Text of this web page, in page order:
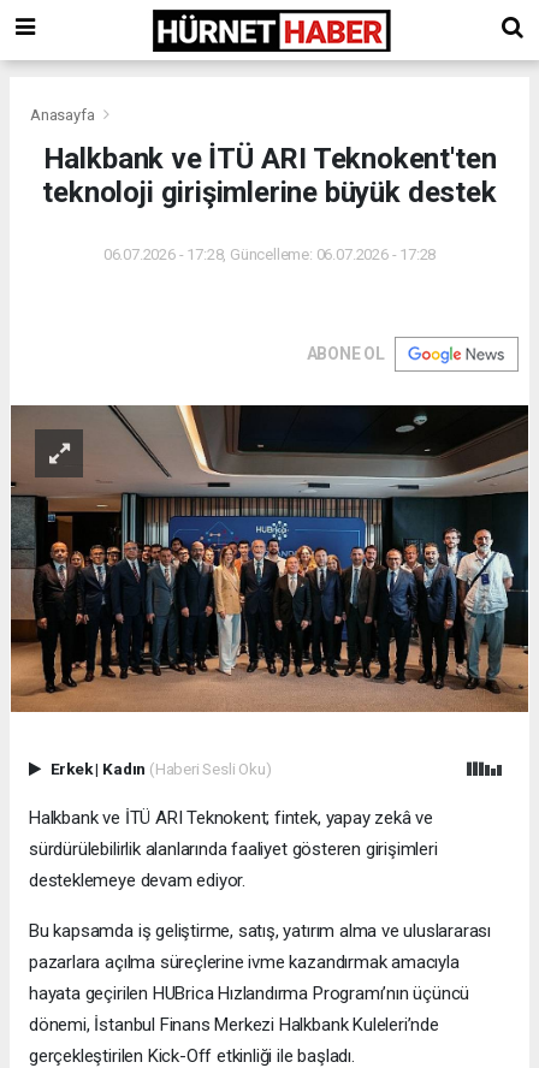
Anasayfa
Halkbank ve İTÜ ARI Teknokent'ten
teknoloji girişimlerine büyük destek
06.07.2026 - 17:28, Güncelleme: 06.07.2026 - 17:28
ABONE OL
Erkek| Kadın (Haberi Sesli Oku)
Halkbank ve İTÜ ARI Teknokent; fintek, yapay zekâ ve
sürdürülebilirlik alanlarında faaliyet gösteren girişimleri
desteklemeye devam ediyor.
Bu kapsamda iş geliştirme, satış, yatırım alma ve uluslararası
pazarlara açılma süreçlerine ivme kazandırmak amacıyla
hayata geçirilen HUBrica Hızlandırma Programı’nın üçüncü
dönemi, İstanbul Finans Merkezi Halkbank Kuleleri’nde
gerçekleştirilen Kick-Off etkinliği ile başladı.